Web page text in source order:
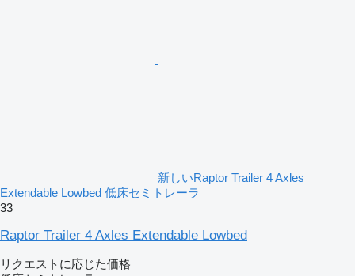
新しいRaptor Trailer 4 Axles
Extendable Lowbed 低床セミトレーラ
33
Raptor Trailer 4 Axles Extendable Lowbed
リクエストに応じた価格